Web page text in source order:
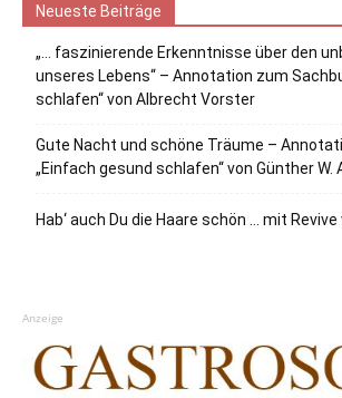
Neueste Beiträge
„… faszinierende Erkenntnisse über den
unseres Lebens“ – Annotation zum
schlafen“ von Albrecht Vorster
Gute Nacht und schöne Träume –
„Einfach gesund schlafen“ von Günther W.
Hab‘ auch Du die Haare schön … mit Revive
Anzeige